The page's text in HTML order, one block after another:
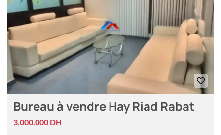
Bureau à vendre Hay Riad Rabat
3.000.000 DH